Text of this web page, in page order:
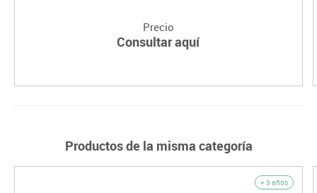
Precio
Consultar aquí
Productos de la misma categoría
+ 3 años